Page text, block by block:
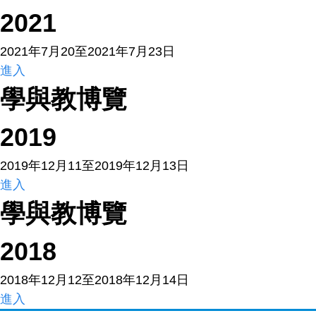
2021
2021年7月20至2021年7月23日
進入
學與教博覽
2019
2019年12月11至2019年12月13日
進入
學與教博覽
2018
2018年12月12至2018年12月14日
進入